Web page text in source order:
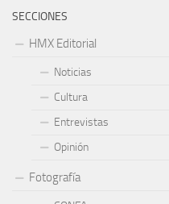
SECCIONES
HMX Editorial
Noticias
Cultura
Entrevistas
Opinión
Fotografía